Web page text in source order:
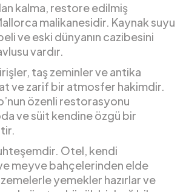
kalma, restore edilmiş
malikanesidir. Kaynak suyu
ve eski dünyanın cazibesini
vardır.
taş zeminler ve antika
ve zarif bir atmosfer hakimdir.
özenli restorasyonu
ve süit kendine özgü bir
Otel, kendi
meyve bahçelerinden elde
yemekler hazırlar ve